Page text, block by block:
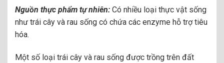
Nguồn thực phẩm tự nhiên: Có nhiều loại thực vật sống
như trái cây và rau sống có chứa các enzyme hỗ trợ tiêu
hóa.
Một số loại trái cây và rau sống được trồng trên đất